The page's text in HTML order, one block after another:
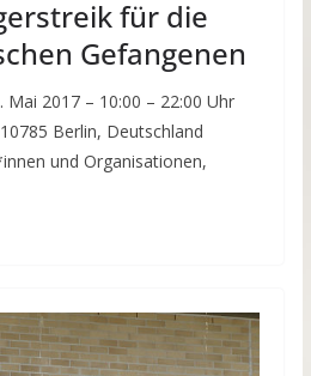
für die
Gefangenen
2017 – 10:00 – 22:00 Uhr
Berlin, Deutschland
und Organisationen,